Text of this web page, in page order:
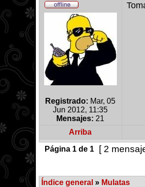
Registrado: Mar, 05
Jun 2012, 11:35
Mensajes: 21
Arriba
Página 1de 1 [ 2
Índice general » Mulatas